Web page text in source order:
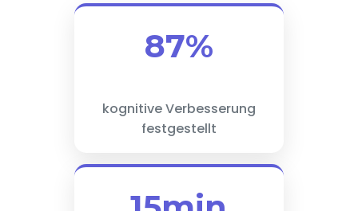
87%
kognitive Verbesserung
festgestellt